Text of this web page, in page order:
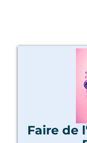
Faire de